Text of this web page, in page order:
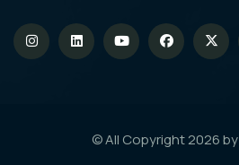
© All Copyright 2026 by